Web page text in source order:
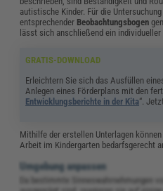
autistische Kinder. Für die
entsprechender Beobachtungsbogen
lässt sich anschließend ein
GRATIS-DOWNLOAD
Erleichtern Sie sich das Ausfüllen
Anlegen eines Förderplans mit den
Entwicklungsberichte in der Kita“.
Mithilfe der erstellen Unterlagen
Arbeit im Kindergarten bedarfsgerecht
Umgebung anpassen
Da bestimmte Sinneswahrnehmungen